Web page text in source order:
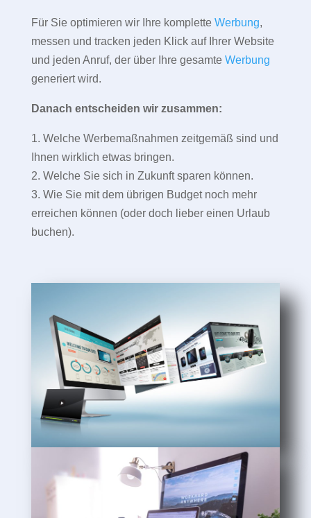
Für Sie optimieren wir Ihre komplette Werbung,
messen und tracken jeden Klick auf Ihrer Website
und jeden Anruf, der über Ihre gesamte Werbung
generiert wird.
Danach entscheiden wir zusammen:
1. Welche Werbemaßnahmen zeitgemäß sind und
Ihnen wirklich etwas bringen.
2. Welche Sie sich in Zukunft sparen können.
3. Wie Sie mit dem übrigen Budget noch mehr
erreichen können (oder doch lieber einen Urlaub
buchen).